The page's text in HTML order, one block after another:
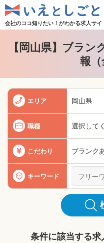
会社のココ知りたい！がわかる求人サイ
【岡山県】ブラ
報（
エリア 岡山県
職種 選択して
こだわり ブランク
キーワード
条件に該当する求